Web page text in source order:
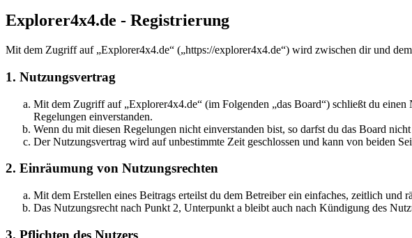
Explorer4x4.de - Registrierung
Mit dem Zugriff auf „Explorer4x4.de“ („https://explorer4x4.de“) wird zwischen dir und
1. Nutzungsvertrag
Mit dem Zugriff auf „Explorer4x4.de“ (im Folgenden „das Board“) schließt du
Regelungen einverstanden.
Wenn du mit diesen Regelungen nicht einverstanden bist, so darfst du das Board
Der Nutzungsvertrag wird auf unbestimmte Zeit geschlossen und kann von beiden
2. Einräumung von Nutzungsrechten
Mit dem Erstellen eines Beitrags erteilst du dem Betreiber ein einfaches, zeitlich und
Das Nutzungsrecht nach Punkt 2, Unterpunkt a bleibt auch nach Kündigung des
3. Pflichten des Nutzers